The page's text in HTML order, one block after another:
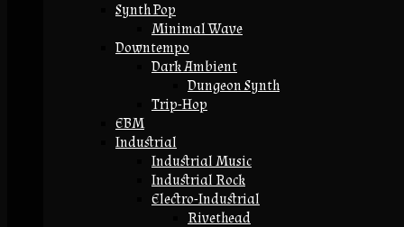
Synth Pop
Minimal Wave
Downtempo
Dark Ambient
Dungeon Synth
Trip-Hop
EBM
Industrial
Industrial Music
Industrial Rock
Electro-Industrial
Rivethead